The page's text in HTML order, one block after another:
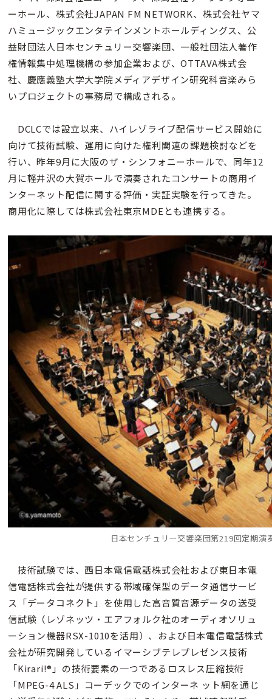
ーホール、株式会社JAPAN FM NETWORK、株式会社ヤマ
ハミュージックエンタテインメントホールディングス、公
益財団法人日本センチュリー交響楽団、一般社団法人著作
権情報集中処理機構の参加企業および、OTTAVA株式会
社、慶應義塾大学大学院メディアデザイン研究科音楽みら
いプロジェクトの事務局で構成される。
DCLCでは設立以来、ハイレゾライブ配信サービス開始に
向けて技術試験、運用に向けた権利関連の課題検討などを
行い、昨年9月に大阪のザ・シンフォニーホールで、同年12
月に軽井沢の大賀ホールで演奏されたコンサートの商用イ
ンターネット配信に関する評価・実証実験を行ってきた。
商用化に際しては株式会社東京MDEとも連携する。
日本センチュリー交響楽団第219回定期演
技術試験では、西日本電信電話株式会社および東日本電
信電話株式会社が提供する帯域確保型のデータ通信サービ
ス「データコネクト」を使用した高音質音源データの送受
信試験（レゾネッツ・エアフォルク社のオーディオソリュ
ーション機器RSX-1010を活用）、および日本電信電話株式
会社が研究開発しているイマーシブテレプレゼンス技術
「Kirari!®」の技術要素の一つであるロスレス圧縮技術
「MPEG-4 ALS」コーデックでのインターネ ット網を通じ